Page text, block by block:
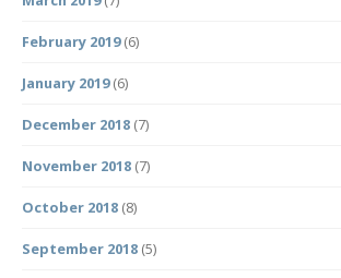
February 2019(6)
January 2019(6)
December 2018 (7)
November 2018 (7)
October 2018 (8)
September 2018 (5)